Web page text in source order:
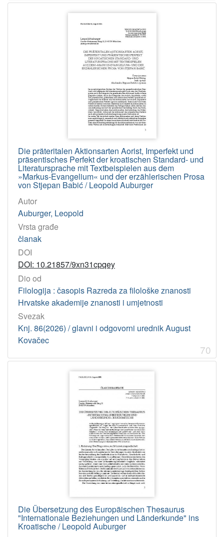
Die präteritalen Aktionsarten Aorist, Imperfekt und
präsentisches Perfekt der kroatischen Standard- und
Literatursprache mit Textbeispielen aus dem
»Markus-Evangelium« und der erzählerischen Prosa
von Stjepan Babić / Leopold Auburger
Autor
Auburger, Leopold
Vrsta građe
članak
DOI
DOI: 10.21857/9xn31cpqey
Dio od
Filologija : časopis Razreda za filološke znanosti
Hrvatske akademije znanosti i umjetnosti
Svezak
Knj. 86(2026) / glavni i odgovorni urednik August
Kovačec
70
Die Übersetzung des Europäischen Thesaurus
"Internationale Beziehungen und Länderkunde" ins
Kroatische / Leopold Auburger